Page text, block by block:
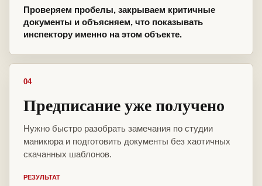
Проверяем пробелы, закрываем критичные
документы и объясняем, что показывать
инспектору именно на этом объекте.
04
Предписание уже получено
Нужно быстро разобрать замечания по студии
маникюра и подготовить документы без хаотичных
скачанных шаблонов.
РЕЗУЛЬТАТ